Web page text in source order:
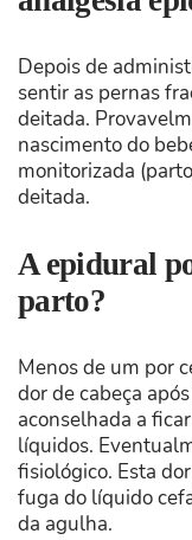
Depois de
sentir as pernas
deitada.
nascimento do
monitorizada
deitada.
A epidural
parto?
Menos de um por
dor de cabeça
aconselhada a
líquidos.
fisiológico. Esta
fuga do líquido
da agulha.